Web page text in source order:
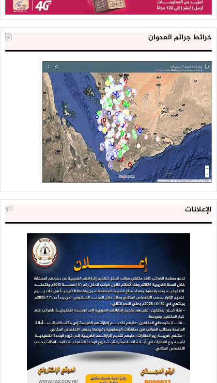
خرائط جرائم العدوان
الإعلانات